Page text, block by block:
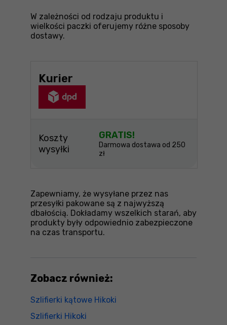
W zależności od rodzaju produktu i
wielkości paczki oferujemy różne sposoby
dostawy.
Kurier
Koszty
wysyłki
GRATIS!
Darmowa dostawa od 250
zł
Zapewniamy, że wysyłane przez nas
przesyłki pakowane są z najwyższą
dbałością. Dokładamy wszelkich starań, aby
produkty były odpowiednio zabezpieczone
na czas transportu.
Zobacz również:
Szlifierki kątowe Hikoki
Szlifierki Hikoki